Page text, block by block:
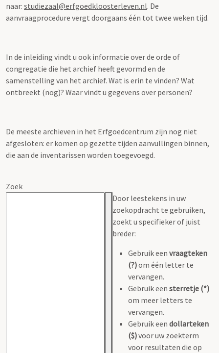
naar: studiezaal@erfgoedkloosterleven.nl. De
aanvraagprocedure vergt doorgaans één tot twee weken tijd.
In de inleiding vindt u ook informatie over de orde of
congregatie die het archief heeft gevormd en de
samenstelling van het archief. Wat is erin te vinden? Wat
ontbreekt (nog)? Waar vindt u gegevens over personen?
De meeste archieven in het Erfgoedcentrum zijn nog niet
afgesloten: er komen op gezette tijden aanvullingen binnen,
die aan de inventarissen worden toegevoegd.
Zoek
Door leestekens in uw
zoekopdracht te gebruiken,
zoekt u specifieker of juist
breder:
Gebruik een vraagteken
(?)om één letter te
vervangen.
Gebruik een sterretje (*)
om meer letters te
vervangen.
Gebruik een dollarteken
($)voor uw zoekterm
voor resultaten die op